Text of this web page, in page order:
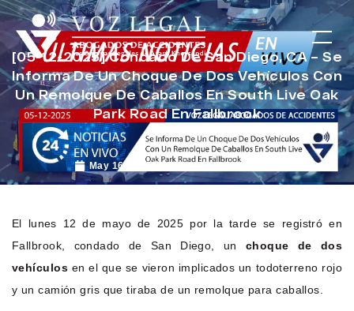
[05-12-2025] Condado De San Diego, CA – Se
Informa De Un Choque De Dos Vehículos Con
Un Remolque De Caballos En South Live Oak
Park Road En Fallbrook
May 16, 2025 Noticias de Accidentes
El lunes 12 de mayo de 2025 por la tarde se registró en
Fallbrook, condado de San Diego, un choque de dos
vehículosen el que se vieron implicados un todoterreno rojo
y un camión gris que tiraba de un remolque para caballos.